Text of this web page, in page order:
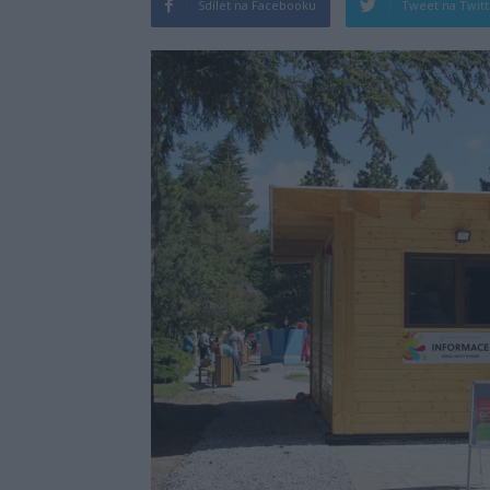
Sdílet na Facebooku Tweet na